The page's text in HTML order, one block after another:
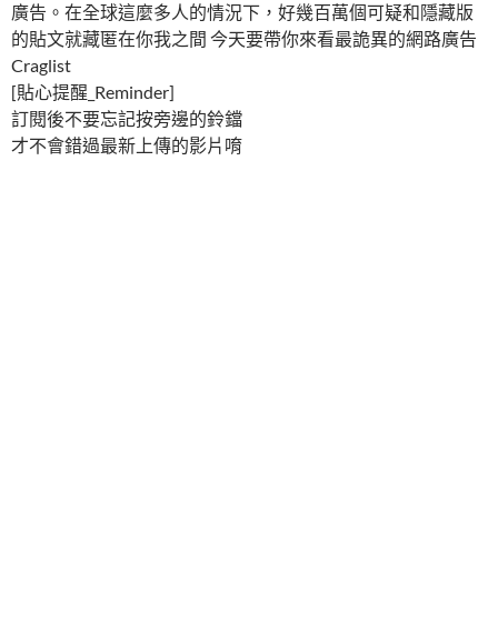
廣告。在全球這麼多人的情況下，好幾百萬個可疑和隱藏版
的貼文就藏匿在你我之間 今天要帶你來看最詭異的網路廣告
Craglist
[貼心提醒_Reminder]
訂閱後不要忘記按旁邊的鈴鐺
才不會錯過最新上傳的影片唷